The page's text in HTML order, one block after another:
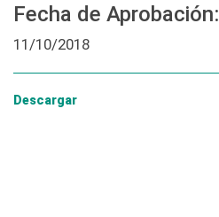
Fecha de Aprobación:
11/10/2018
Descargar